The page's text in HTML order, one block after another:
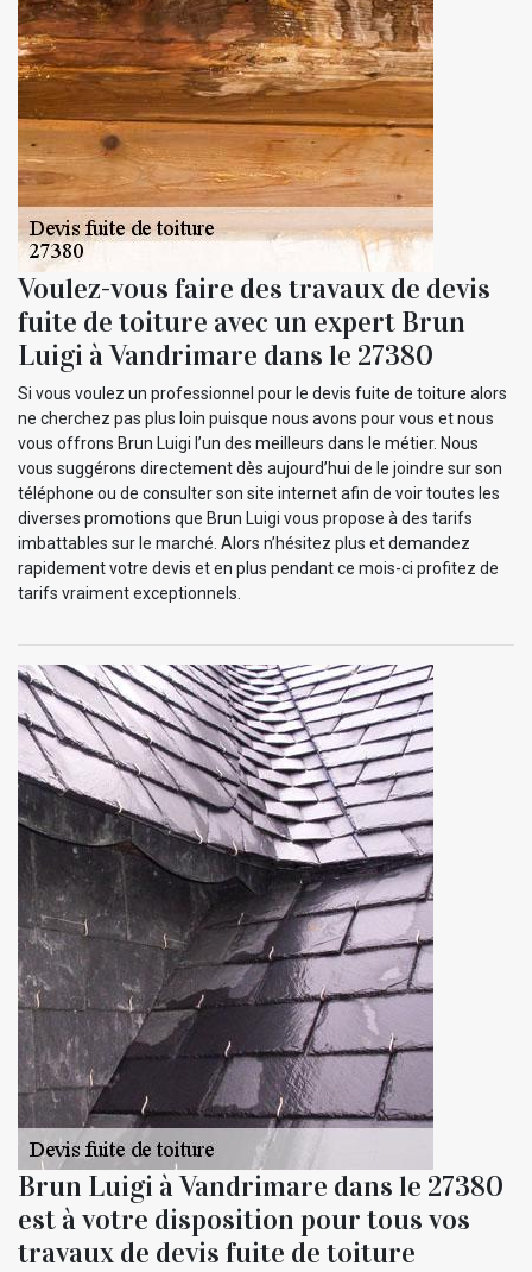
Voulez-vous faire des travaux de devis
fuite de toiture avec un expert Brun
Luigi à Vandrimare dans le 27380
Si vous voulez un professionnel pour le devis fuite de toiture alors
ne cherchez pas plus loin puisque nous avons pour vous et nous
vous offrons Brun Luigi l’un des meilleurs dans le métier. Nous
vous suggérons directement dès aujourd’hui de le joindre sur son
téléphone ou de consulter son site internet afin de voir toutes les
diverses promotions que Brun Luigi vous propose à des tarifs
imbattables sur le marché. Alors n’hésitez plus et demandez
rapidement votre devis et en plus pendant ce mois-ci profitez de
tarifs vraiment exceptionnels.
Brun Luigi à Vandrimare dans le 27380
est à votre disposition pour tous vos
travaux de devis fuite de toiture